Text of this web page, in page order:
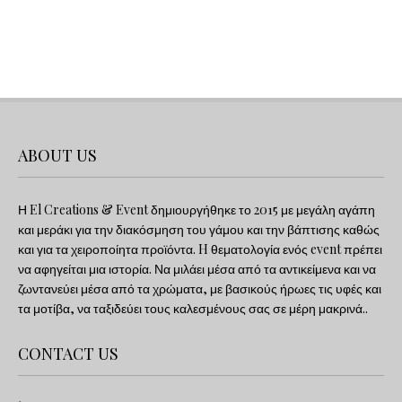
ABOUT US
Η El Creations & Event δημιουργήθηκε το 2015 με μεγάλη αγάπη
και μεράκι για την διακόσμηση του γάμου και την βάπτισης καθώς
και για τα χειροποίητα προϊόντα. H θεματολογία ενός event πρέπει
να αφηγείται μια ιστορία. Να μιλάει μέσα από τα αντικείμενα και να
ζωντανεύει μέσα από τα χρώματα, με βασικούς ήρωες τις υφές και
τα μοτίβα, να ταξιδεύει τους καλεσμένους σας σε μέρη μακρινά..
CONTACT US